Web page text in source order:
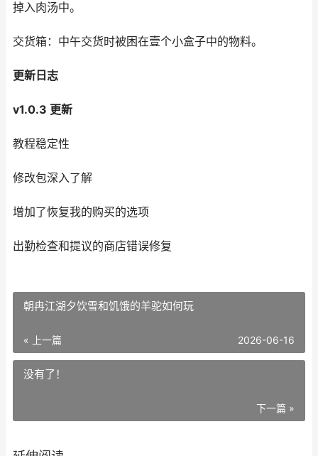
掉入肉汤中。
交货箱：中午交货时被困在壹个小盒子中的物料。
更新日志
v1.0.3 更新
教程稳定性
修改包深入了解
增加了恢复我的购买的选项
出勤检查和提议的商店错误修复
朝冉江湖夕饮雪和饥饿的羊驼如何玩
« 上一篇 2026-06-16
没有了！
下一篇 »